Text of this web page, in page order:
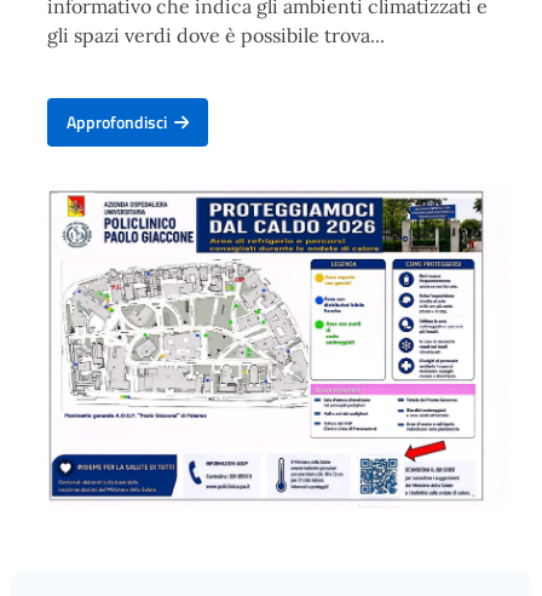
informativo che indica gli ambienti climatizzati e
gli spazi verdi dove è possibile trova...
Approfondisci